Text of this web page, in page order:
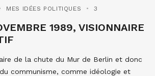
MES IDÉES POLITIQUES
3
1989, VISIONNAIRE
de la chute du Mur de Berlin et donc
communisme, comme idéologie et